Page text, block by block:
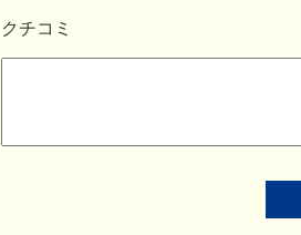
クチコミ